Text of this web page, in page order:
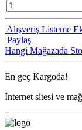
Alışveriş Listeme
Paylaş
Hangi Mağazada
En geç Kargoda!
İnternet sitesi ve